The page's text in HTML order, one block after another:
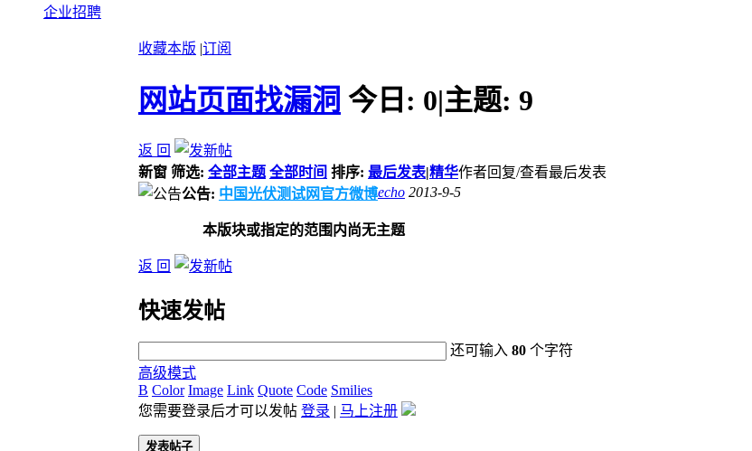
企业招聘
收藏本版 |订阅
网站页面找漏洞 今日: 0|主题: 9
返 回
新窗 筛选: 全部主题 全部时间 排序: 最后发表|精华作者回复/查看最后发表
公告: 中国光伏测试网官方微博echo 2013-9-5
本版块或指定的范围内尚无主题
返 回
快速发帖
还可输入80 个字符
高级模式
B Color Image Link Quote Code Smilies
您需要登录后才可以发帖 登录 | 马上注册
发表帖子